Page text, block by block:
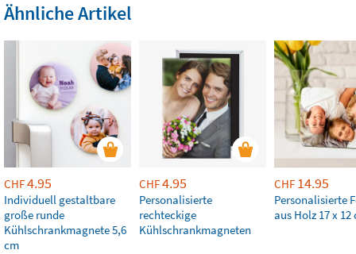
Ähnliche Artikel
CHF4.95
Individuell gestaltbare
große runde
Kühlschrankmagnete 5,6
cm
CHF4.95
Personalisierte
rechteckige
Kühlschrankmagneten
CHF 14.95
Personalisierte
aus Holz 17 x 12